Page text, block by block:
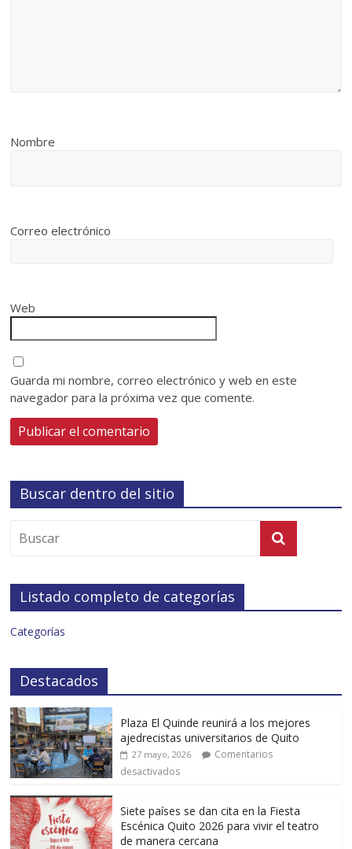
Nombre
Correo electrónico
Web
Guarda mi nombre, correo electrónico y web en este
navegador para la próxima vez que comente.
Buscar dentro del sitio
Listado completo de categorías
Categorías
Destacados
Plaza El Quinde reunirá a los mejores
ajedrecistas universitarios de Quito
27 mayo, 2026
Comentarios
desactivados
Siete países se dan cita en la Fiesta
Escénica Quito 2026 para vivir el teatro
de manera cercana